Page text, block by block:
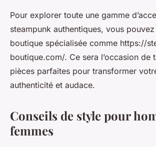
Pour explorer toute une gamme
steampunk authentiques, vous
boutique spécialisée comme https://
boutique.com/. Ce sera l’occasion de
pièces parfaites pour transformer
authenticité et audace.
Conseils de style pour
femmes